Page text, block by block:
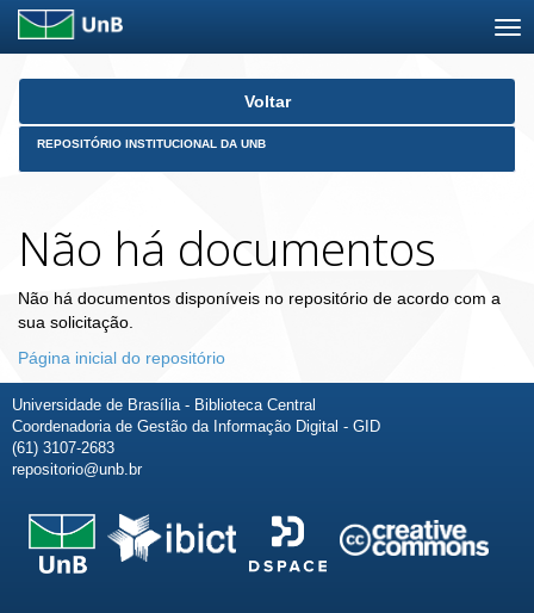
Skip
Voltar
REPOSITÓRIO INSTITUCIONAL DA UNB
Não há documentos
Não há documentos disponíveis no repositório de acordo com a
sua solicitação.
Página inicial do repositório
Universidade de Brasília - Biblioteca Central
Coordenadoria de Gestão da Informação Digital - GID
(61) 3107-2683
repositorio@unb.br